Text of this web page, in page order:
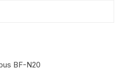
BF-N20